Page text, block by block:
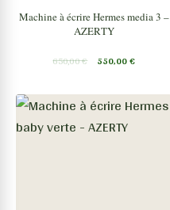
Machine à écrire Hermes media 3 –
AZERTY
650,00€ 550,00€